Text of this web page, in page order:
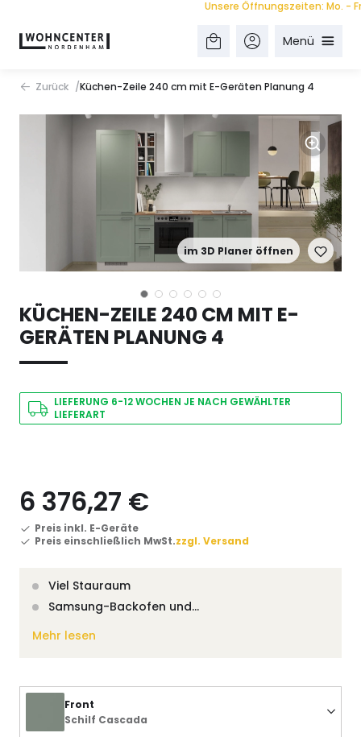
Unsere Öffnungszeiten: Mo. - Fr.
Menü
Zurück Küchen-Zeile 240 cm mit E-Geräten Planung 4
im 3D Planer öffnen
KÜCHEN-ZEILE 240 CM MIT E-
GERÄTEN PLANUNG 4
LIEFERUNG 6-12 WOCHEN JE NACH GEWÄHLTER
LIEFERART
6 376,27 €
Preis inkl. E-Geräte
Preis einschließlich MwSt.zzgl. Versand
Viel Stauraum
Samsung-Backofen und…
Mehr lesen
Front
Schilf Cascada